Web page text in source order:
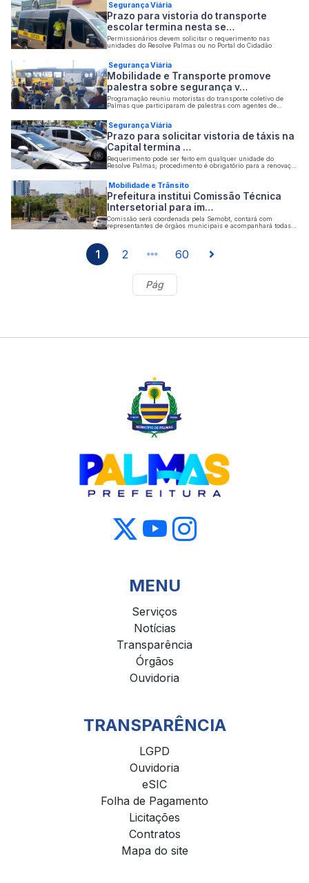
Segurança Viária
Prazo para vistoria do transporte
escolar termina nesta se…
Permissionários devem solicitar o requerimento nas
unidades do Resolve Palmas ou no Portal do Cidadão
Segurança Viária
Mobilidade e Transporte promove
palestra sobre segurança v…
Programação reuniu motoristas do transporte coletivo de
Palmas que participaram de palestras com agentes de
Segurança Viária
Prazo para solicitar vistoria de táxis na
Capital termina …
Requerimento pode ser feito em qualquer unidade do
Resolve Palmas; procedimento é obrigatório para a renovação
Mobilidade e Trânsito
Prefeitura institui Comissão Técnica
Intersetorial para im…
Comissão será coordenada pela Semobt, contará com
representantes de órgãos municipais e acompanhará todas
1 2 60
MENU
Serviços
Notícias
Transparência
Órgãos
Ouvidoria
TRANSPARÊNCIA
LGPD
Ouvidoria
eSIC
Folha de Pagamento
Licitações
Contratos
Mapa do site